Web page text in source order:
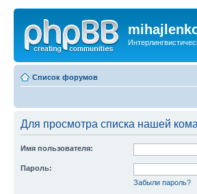
Список форумов
Для просмотра списка нашей
Имя пользователя:
Пароль:
Забыли пароль?